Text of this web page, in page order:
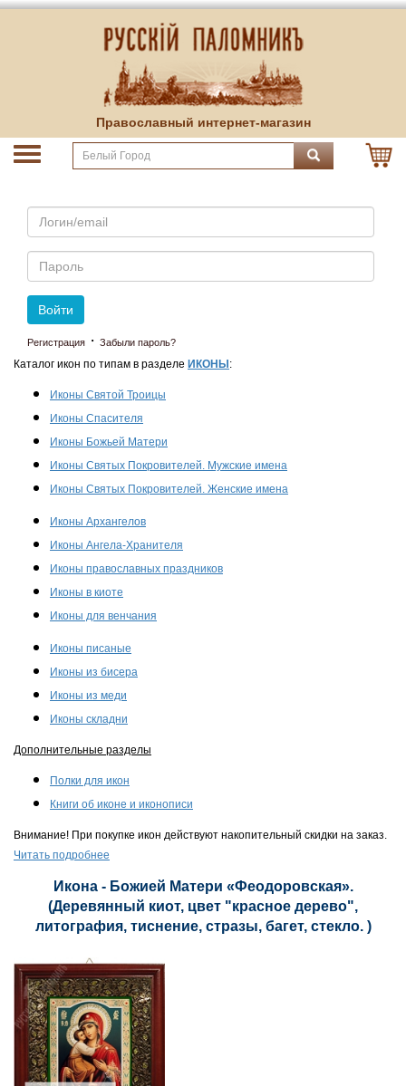
Православный интернет-магазин
Email
Пароль
Войти
Регистрация · Забыли пароль?
Каталог икон по типам в разделе ИКОНЫ :
Иконы Святой Троицы
Иконы Спасителя
Иконы Божьей Матери
Иконы Святых Покровителей. Мужские имена
Иконы Святых Покровителей. Женские имена
Иконы Архангелов
Иконы Ангела-Хранителя
Иконы православных праздников
Иконы в киоте
Иконы для венчания
Иконы писаные
Иконы из бисера
Иконы из меди
Иконы складни
Дополнительные разделы
Полки для икон
Книги об иконе и иконописи
Внимание! При покупке икон действуют накопительный скидки на заказ.
Читать подробнее
Икона - Божией Матери «Феодоровская».
(Деревянный киот, цвет "красное дерево",
литография, тиснение, стразы, багет, стекло. )